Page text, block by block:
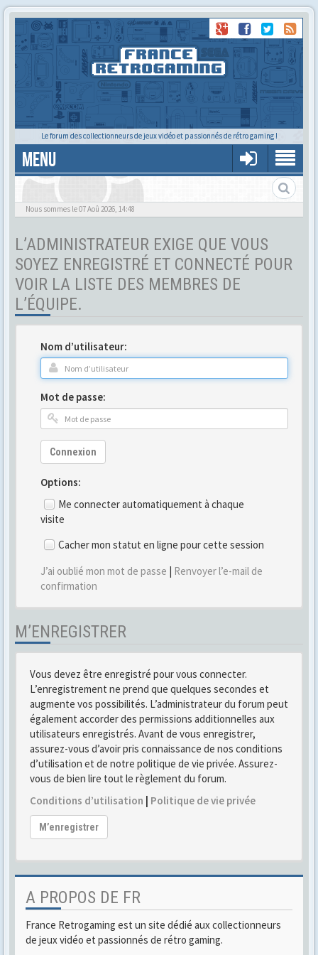
Le forum des collectionneurs de jeux vidéo et passionnés de rétro gaming !
MENU
Tu cherches quelqu'un ?
Nous sommes le 07 Aoû 2026, 14:48
L’ADMINISTRATEUR EXIGE QUE VOUS
SOYEZ ENREGISTRÉ ET CONNECTÉ POUR
VOIR LA LISTE DES MEMBRES DE
L’ÉQUIPE.
Nom d’utilisateur:
Mot de passe:
Connexion
Options:
Me connecter automatiquement à chaque
visite
Cacher mon statut en ligne pour cette session
J’ai oublié mon mot de passe | Renvoyer l’e-mail de
confirmation
M’ENREGISTRER
Vous devez être enregistré pour vous connecter.
L’enregistrement ne prend que quelques secondes et
augmente vos possibilités. L’administrateur du forum peut
également accorder des permissions additionnelles aux
utilisateurs enregistrés. Avant de vous enregistrer,
assurez-vous d’avoir pris connaissance de nos conditions
d’utilisation et de notre politique de vie privée. Assurez-
vous de bien lire tout le règlement du forum.
Conditions d’utilisation | Politique de vie privée
M’enregistrer
A PROPOS DE FR
France Retrogaming est un site dédié aux collectionneurs
de jeux vidéo et passionnés de rétro gaming.